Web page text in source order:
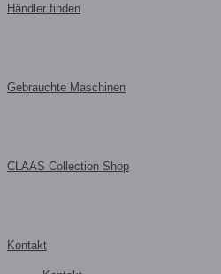
Händler finden
Gebrauchte Maschinen
CLAAS Collection Shop
Kontakt